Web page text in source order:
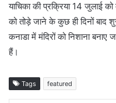
याचिका की प्रक्रिया 14 जुलाई
को तोड़े जाने के कुछ ही दिनों
कनाडा में मंदिरों को निशाना
हैं।
Tags featured